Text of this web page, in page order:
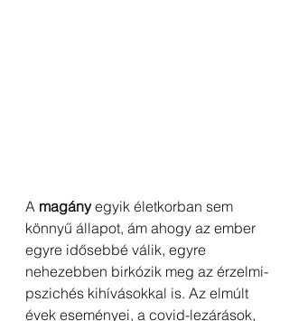
A magány egyik életkorban sem
könnyű állapot, ám ahogy az ember
egyre idősebbé válik, egyre
nehezebben birkózik meg az érzelmi-
pszichés kihívásokkal is. Az elmúlt
évek eseményei, a covid-lezárások,